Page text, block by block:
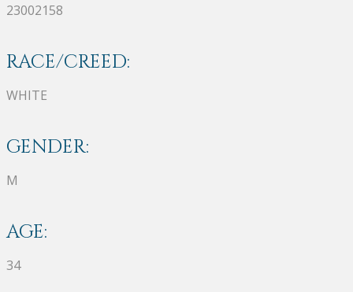
23002158
RACE/CREED:
WHITE
GENDER:
M
AGE:
34